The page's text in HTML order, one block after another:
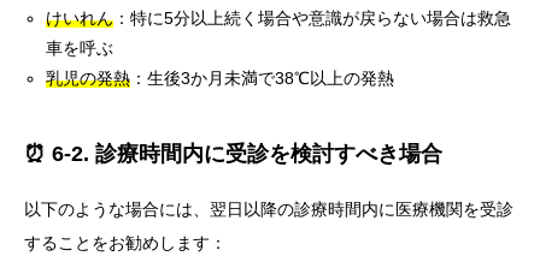
けいれん ：特に5分以上続く場合や意識が戻らない場合は救急
車を呼ぶ
乳児の発熱 ：生後3か月未満で38℃以上の発熱
⏰ 6-2. 診療時間内に受診を検討すべき場合
以下のような場合には、翌日以降の診療時間内に医療機関を受診
することをお勧めします：